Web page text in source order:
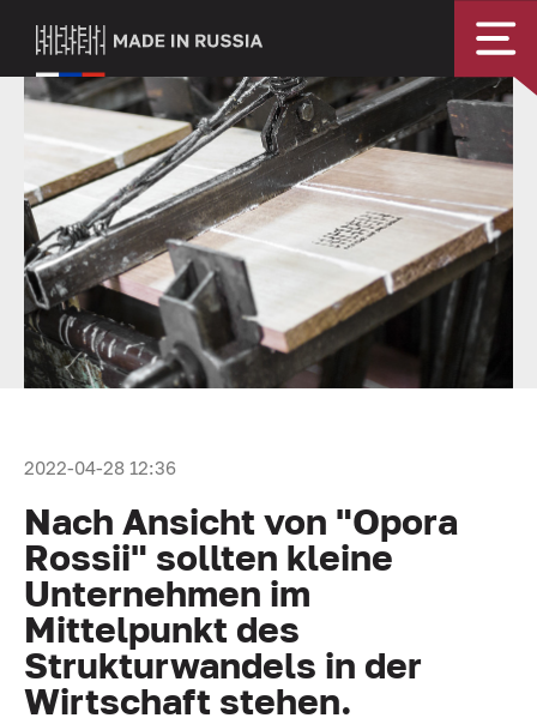
2022-04-28 12:36
Nach Ansicht von "Opora
Rossii" sollten kleine
Unternehmen im
Mittelpunkt des
Strukturwandels in der
Wirtschaft stehen.